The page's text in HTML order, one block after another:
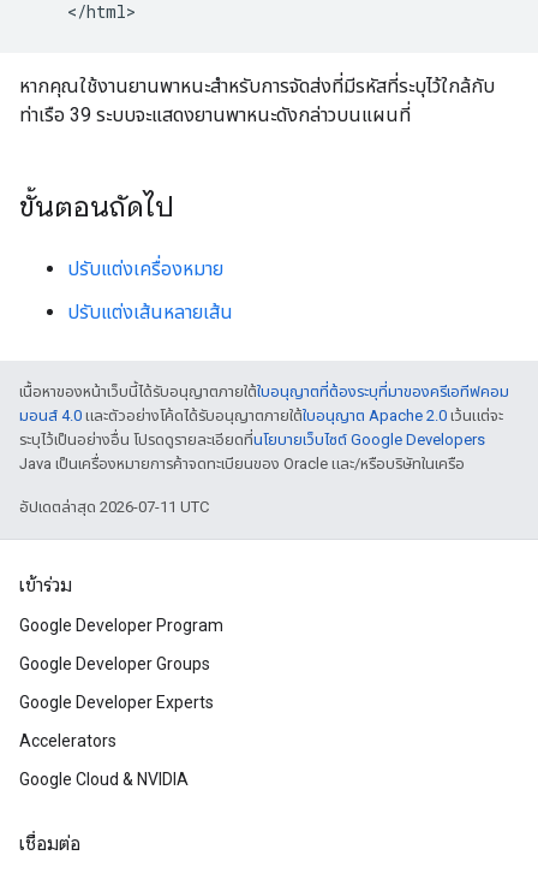
หากคุณใช้งานยานพาหนะสำหรับการจัดส่งที่มีรหัสที่ระบุไว้ใกล้กับ
ท่าเรือ 39 ระบบจะแสดงยานพาหนะดังกล่าวบนแผนที่
ขั้นตอนถัดไป
ปรับแต่งเครื่องหมาย
ปรับแต่งเส้นหลายเส้น
เนื้อหาของหน้าเว็บนี้ได้รับอนุญาตภายใต้ใบอนุญาตที่ต้องระบุที่มาของครีเอทีฟคอม
มอนส์ 4.0 และตัวอย่างโค้ดได้รับอนุญาตภายใต้ใบอนุญาต Apache 2.0 เว้นแต่จะ
ระบุไว้เป็นอย่างอื่น โปรดดูรายละเอียดที่นโยบายเว็บไซต์ Google Developers
Java เป็นเครื่องหมายการค้าจดทะเบียนของ Oracle และ/หรือบริษัทในเครือ
อัปเดตล่าสุด 2026-07-11 UTC
เข้าร่วม
Google Developer Program
Google Developer Groups
Google Developer Experts
Accelerators
Google Cloud & NVIDIA
เชื่อมต่อ